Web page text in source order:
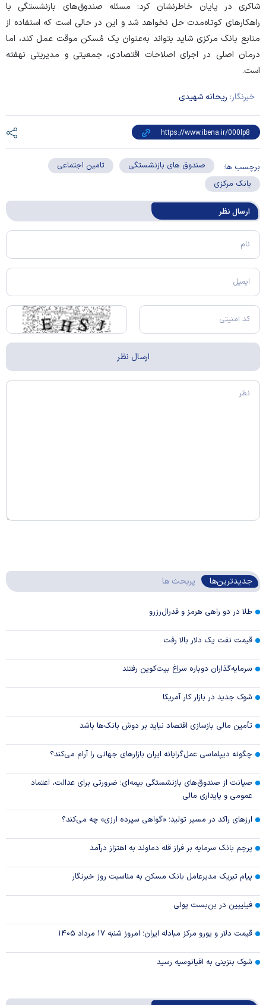
شاکری در پایان خاطرنشان کرد: مسئله صندوق‌های بازنشستگی با
راهکار‌های کوتاه‌مدت حل نخواهد شد و این در حالی است که استفاده از
منابع بانک مرکزی شاید بتواند به‌عنوان یک مُسکن موقت عمل کند، اما
درمان اصلی در اجرای اصلاحات اقتصادی، جمعیتی و مدیریتی نهفته
است.
خبرنگار: ریحانه شهیدی
برچسب ها: صندوق های بازنشستگی
تامین اجتماعی
بانک مرکزی
ارسال‌ نظر
جدیدترین‌ها پربحث ها
طلا در دو راهی هرمز و فدرال‌رزرو
قیمت نفت یک دلار بالا رفت
سرمایه‌گذاران دوباره سراغ بیت‌کوین رفتند
شوک جدید در بازار کار آمریکا
تأمین مالی بازسازی اقتصاد نباید بر دوش بانک‌ها باشد
چگونه دیپلماسی عمل‌گرایانه ایران بازار‌های جهانی را آرام می‌کند؟
صیانت از صندوق‌های بازنشستگی بیمه‌ای؛ ضرورتی برای عدالت، اعتماد
عمومی و پایداری مالی
ارزهای راکد در مسیر تولید؛ «گواهی سپرده ارزی» چه می‌کند؟
پرچم بانک سرمایه بر فراز قله دماوند به اهتزاز درآمد
پیام تبریک مدیرعامل بانک مسکن به مناسبت روز خبرنگار
فیلیپین در بن‌بست پولی
قیمت دلار و یورو مرکز مبادله ایران؛ امروز شنبه ۱۷ مرداد ۱۴۰۵
شوک بنزینی به اقیانوسیه رسید